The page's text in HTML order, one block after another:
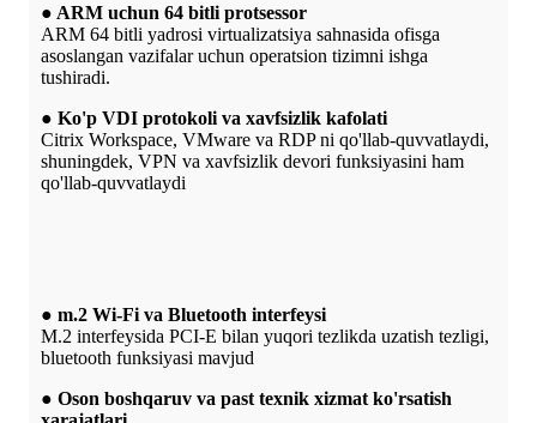
● ARM uchun 64 bitli protsessor
ARM 64 bitli yadrosi virtualizatsiya sahnasida ofisga
asoslangan vazifalar uchun operatsion tizimni ishga
tushiradi.
● Ko'p VDI protokoli va xavfsizlik kafolati
Citrix Workspace, VMware va RDP ni qo'llab-quvvatlaydi,
shuningdek, VPN va xavfsizlik devori funksiyasini ham
qo'llab-quvvatlaydi
● m.2 Wi-Fi va Bluetooth interfeysi
M.2 interfeysida PCI-E bilan yuqori tezlikda uzatish tezligi,
bluetooth funksiyasi mavjud
● Oson boshqaruv va past texnik xizmat ko'rsatish